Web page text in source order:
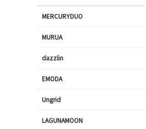
MERCURYDUO
MURUA
dazzlin
EMODA
Ungrid
LAGUNAMOON